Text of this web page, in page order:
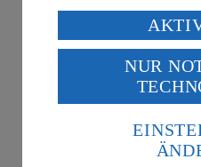
Verarbeitung deiner
USA durch Facebook und
Wenn du auf „Aktivieren“
des Art. 49 Abs. 1 Satz 1
Daten in den USA
die USA als Land mit einem
Standards nicht
Es besteht das Risiko
NUR